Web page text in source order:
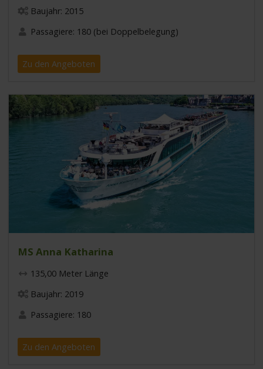
Baujahr: 2015
Passagiere: 180 (bei Doppelbelegung)
Zu den Angeboten
MS Anna Katharina
135,00 Meter Länge
Baujahr: 2019
Passagiere: 180
Zu den Angeboten